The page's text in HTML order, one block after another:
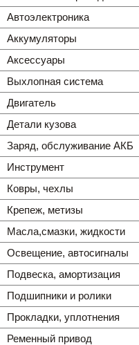
Автоэлектроника
Аккумуляторы
Аксессуары
Выхлопная система
Двигатель
Детали кузова
Заряд, обслуживание АКБ
Инструмент
Ковры, чехлы
Крепеж, метизы
Масла,смазки, жидкости
Освещение, автоcигналы
Подвеска, амортизация
Подшипники и ролики
Прокладки, уплотнения
Ременный привод